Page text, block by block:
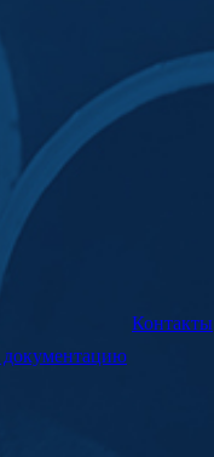
документацию
Контакты